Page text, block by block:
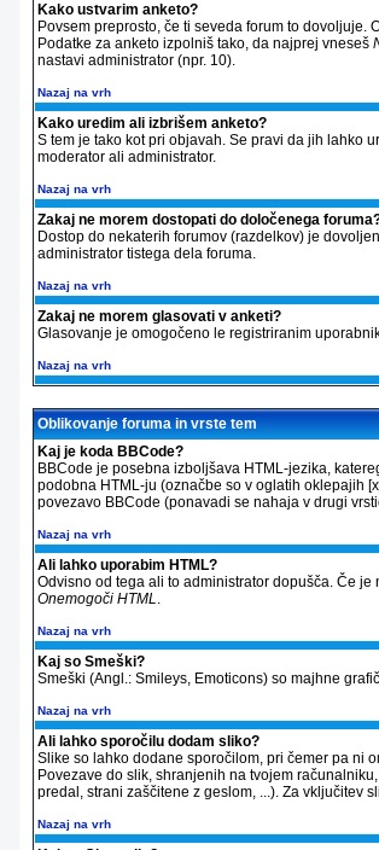
Kako ustvarim anketo?
Povsem preprosto, če ti seveda forum to
Podatke za anketo izpolniš tako, da najprej vneseš
nastavi administrator (npr. 10).
Nazaj na vrh
Kako uredim ali izbrišem anketo?
S tem je tako kot pri objavah. Se pravi da jih lahko
moderator ali administrator.
Nazaj na vrh
Zakaj ne morem dostopati do določenega
Dostop do nekaterih forumov (razdelkov) je
administrator tistega dela foruma.
Nazaj na vrh
Zakaj ne morem glasovati v anketi?
Glasovanje je omogočeno le registriranim
Nazaj na vrh
Oblikovanje foruma in vrste tem
Kaj je koda BBCode?
BBCode je posebna izboljšava HTML-jezika,
podobna HTML-ju (označbe so v oglatih oklepajih
povezavo BBCode (ponavadi se nahaja v drugi
Nazaj na vrh
Ali lahko uporabim HTML?
Odvisno od tega ali to administrator dopušča. Če
Onemogoči HTML.
Nazaj na vrh
Kaj so Smeški?
Smeški (Angl.: Smileys, Emoticons) so majhne
Nazaj na vrh
Ali lahko sporočilu dodam sliko?
Slike so lahko dodane sporočilom, pri čemer pa ni
Povezave do slik, shranjenih na tvojem
predal, strani zaščitene z geslom, ...). Za vključitev
Nazaj na vrh